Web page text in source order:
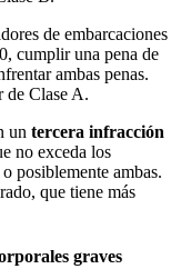
de embarcaciones
cumplir una pena de
ambas penas.
de Clase A.
un tercera infracción
no exceda los
posiblemente ambas.
que tiene más
graves